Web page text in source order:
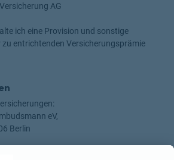
AG
ich eine Provision und sonstige
zu entrichtenden Versicherungsprämie
eV,
Berlin